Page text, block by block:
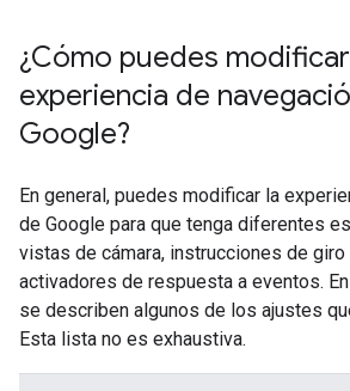
¿Cómo puedes
experiencia de
Google?
En general, puedes modificar la
de Google para que tenga diferentes
vistas de cámara, instrucciones de
activadores de respuesta a eventos.
se describen algunos de los ajustes
Esta lista no es exhaustiva.